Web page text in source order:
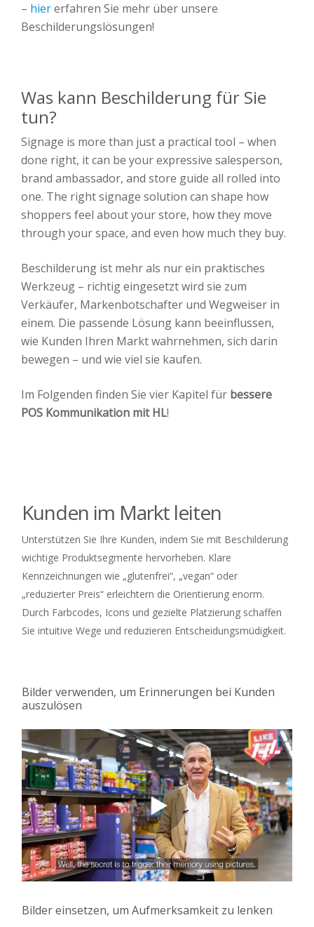
– hiererfahren Sie mehr über unsere
Beschilderungslösungen!
Was kann Beschilderung für Sie
tun?
Signage is more than just a practical tool – when
done right, it can be your expressive salesperson,
brand ambassador, and store guide all rolled into
one. The right signage solution can shape how
shoppers feel about your store, how they move
through your space, and even how much they buy.
Beschilderung ist mehr als nur ein praktisches
Werkzeug – richtig eingesetzt wird sie zum
Verkäufer, Markenbotschafter und Wegweiser in
einem. Die passende Lösung kann beeinflussen,
wie Kunden Ihren Markt wahrnehmen, sich darin
bewegen – und wie viel sie kaufen.
Im Folgenden finden Sie vier Kapitel für bessere
POS Kommunikation mit HL!
Kunden im Markt leiten
Unterstützen Sie Ihre Kunden, indem Sie mit Beschilderung
wichtige Produktsegmente hervorheben. Klare
Kennzeichnungen wie „glutenfrei“, „vegan“ oder
„reduzierter Preis“ erleichtern die Orientierung enorm.
Durch Farbcodes, Icons und gezielte Platzierung schaffen
Sie intuitive Wege und reduzieren Entscheidungsmüdigkeit.
Bilder verwenden, um Erinnerungen bei Kunden
auszulösen
Bilder einsetzen, um Aufmerksamkeit zu lenken